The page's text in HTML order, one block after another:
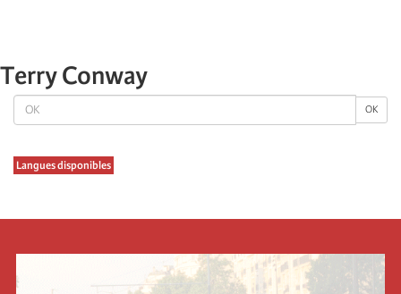
OK OK
Langues disponibles
Terry Conway